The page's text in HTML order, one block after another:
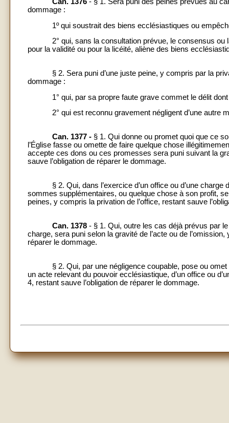
dommage :
1º qui soustrait des biens ecclésiastiques ou empêche
2° qui, sans la consultation prévue, le consensus ou la
pour la validité ou pour la licéité, aliène des biens
§ 2. Sera puni d’une juste peine, y compris par la
dommage :
1° qui, par sa propre faute grave commet le délit dont
2° qui est reconnu gravement négligent d’une autre
Can. 1377 - § 1. Qui donne ou promet quoi que ce
l’Église fasse ou omette de faire quelque chose
accepte ces dons ou ces promesses sera puni suivant la
sauve l’obligation de réparer le dommage.
§ 2. Qui, dans l’exercice d’un office ou d’une charge
sommes supplémentaires, ou quelque chose à son profit,
peines, y compris la privation de l’office, restant sauve
Can. 1378 - § 1. Qui, outre les cas déjà prévus par
charge, sera puni selon la gravité de l’acte ou de
réparer le dommage.
§ 2. Qui, par une négligence coupable, pose ou omet
un acte relevant du pouvoir ecclésiastique, d’un office ou
4, restant sauve l’obligation de réparer le dommage.